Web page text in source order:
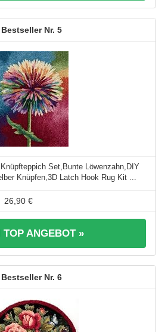
5
Set,Bunte Löwenzahn,DIY
Knüpfen,3D Latch Hook Rug Kit ...
26,90 €
TOP ANGEBOT »
6